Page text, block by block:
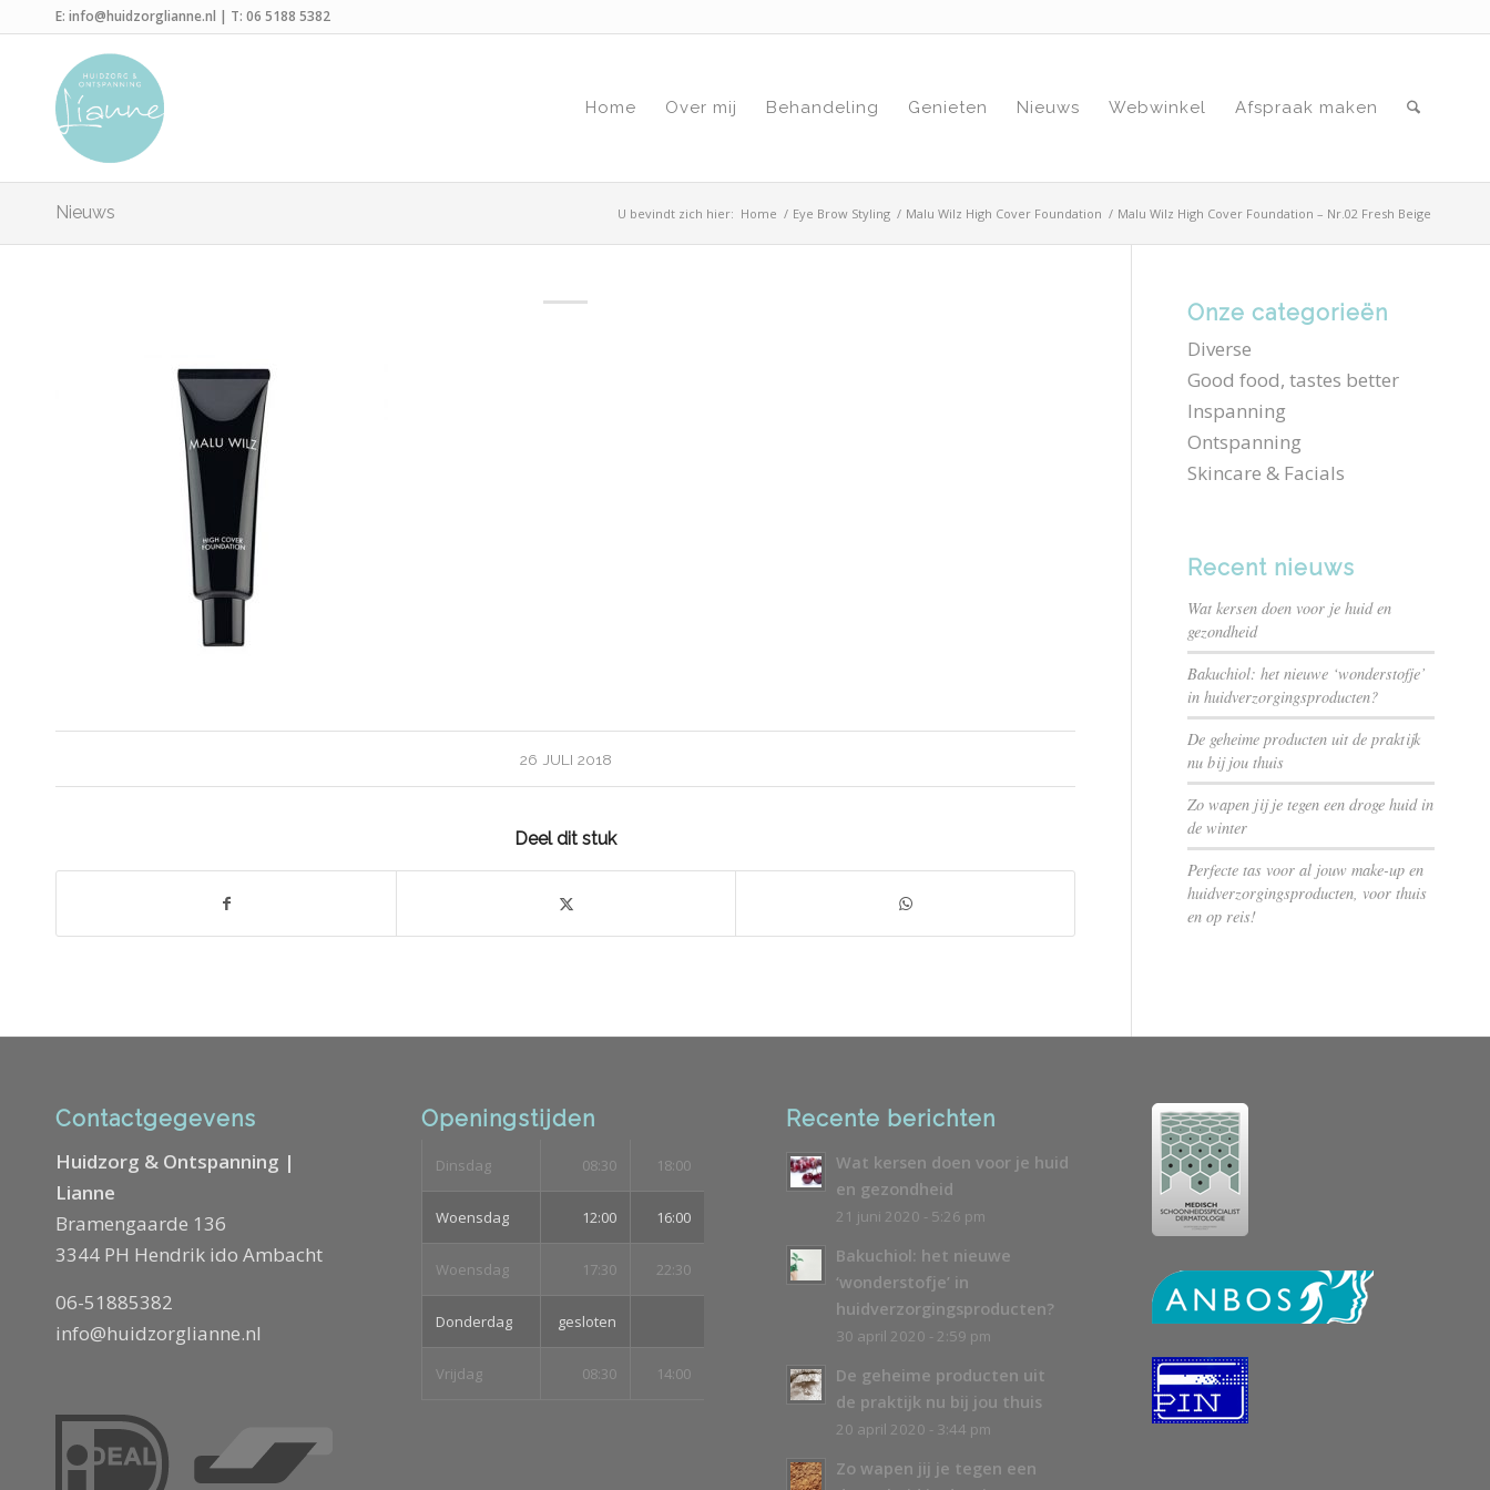
E: info@huidzorglianne.nl | T: 06 5188 5382
Home Over mij Behandeling Genieten Nieuws Webwinkel Afspraak maken
Nieuws U bevindt zich hier: Home / Eye Brow Styling / Malu Wilz High Cover Foundation / Malu Wilz High Cover Foundation – Nr.02 Fresh Beige
26 JULI 2018
Deel dit stuk
Onze categorieën
Diverse
Good food, tastes better
Inspanning
Ontspanning
Skincare & Facials
Recent nieuws
Wat kersen doen voor je huid en
gezondheid
Bakuchiol: het nieuwe ‘wonderstofje’
in huidverzorgingsproducten?
De geheime producten uit de praktijk
nu bij jou thuis
Zo wapen jij je tegen een droge huid in
de winter
Perfecte tas voor al jouw make-up en
huidverzorgingsproducten, voor thuis
en op reis!
Contactgegevens
Huidzorg & Ontspanning |
Lianne
Bramengaarde 136
3344 PH Hendrik ido Ambacht
06-51885382
info@huidzorglianne.nl
Openingstijden
Dinsdag 08:30 18:00
Woensdag 12:00 16:00
Woensdag 17:30 22:30
Donderdag gesloten
Vrijdag 08:30 14:00
Recente berichten
Wat kersen doen voor je huid
en gezondheid
21 juni 2020 - 5:26 pm
Bakuchiol: het nieuwe
‘wonderstofje’ in
huidverzorgingsproducten?
30 april 2020 - 2:59 pm
De geheime producten uit
de praktijk nu bij jou thuis
20 april 2020 - 3:44 pm
Zo wapen jij je tegen een